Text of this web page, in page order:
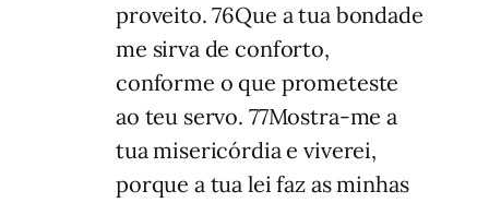
proveito. 76Que a tua bondade
me sirva de conforto,
conforme o que prometeste
ao teu servo. 77Mostra-me a
tua misericórdia e viverei,
porque a tua lei faz as minhas